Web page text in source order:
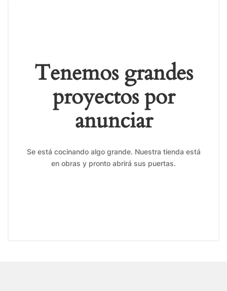
Tenemos grandes
proyectos por
anunciar
Se está cocinando algo grande. Nuestra tienda está
en obras y pronto abrirá sus puertas.